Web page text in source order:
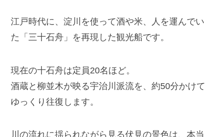
江戸時代に、淀川を使って酒や米、人を運んでい
た「三十石舟」を再現した観光船です。
現在の十石舟は定員20名ほど。
酒蔵と柳並木が映る宇治川派流を、約50分かけて
ゆっくり往復します。
川の流れに揺られながら見る伏見の景色は、本当